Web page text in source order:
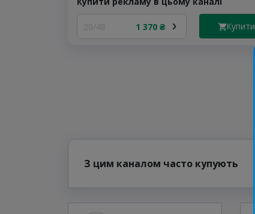
20/48 1 370 ₴ Купити
З цим каналом часто купують